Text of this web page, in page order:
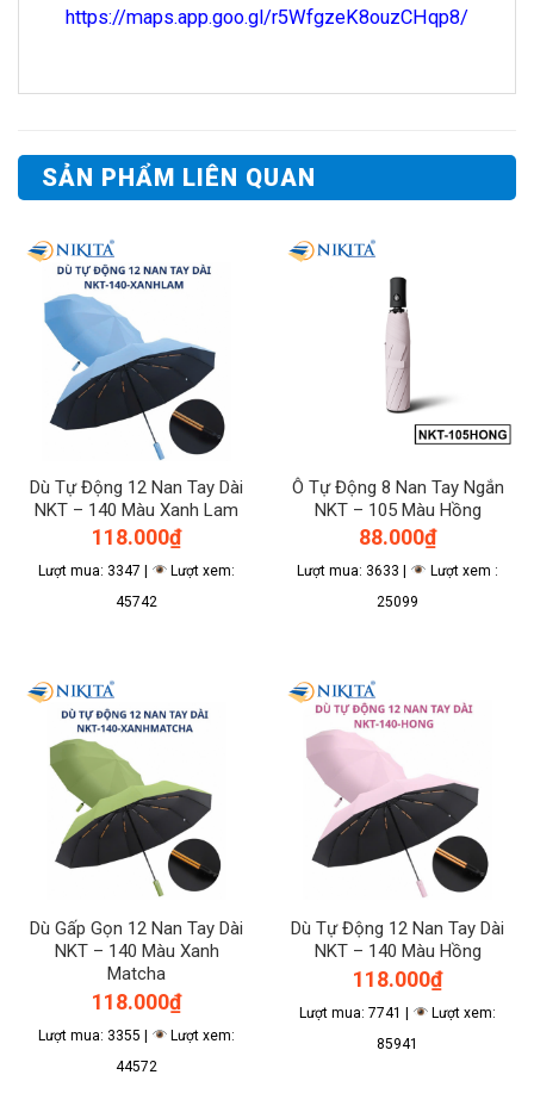
https://maps.app.goo.gl/r5WfgzeK8ouzCHqp8/
SẢN PHẨM LIÊN QUAN
Dù Tự Động 12 Nan Tay Dài
NKT – 140 Màu Xanh Lam
118.000₫
Lượt mua: 3347 |
Lượt xem:
45742
Ô Tự Động 8 Nan Tay Ngắn
NKT – 105 Màu Hồng
88.000₫
Lượt mua: 3633 |
Lượt xem :
25099
Dù Gấp Gọn 12 Nan Tay Dài
NKT – 140 Màu Xanh
Matcha
118.000₫
Lượt mua: 3355 |
Lượt xem:
44572
Dù Tự Động 12 Nan Tay Dài
NKT – 140 Màu Hồng
118.000₫
Lượt mua: 7741 |
Lượt xem:
85941